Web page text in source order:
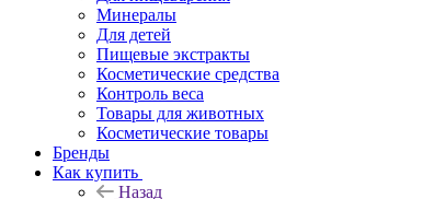
Минералы
Для детей
Пищевые экстракты
Косметические средства
Контроль веса
Товары для животных
Косметические товары
Бренды
Как купить
Назад